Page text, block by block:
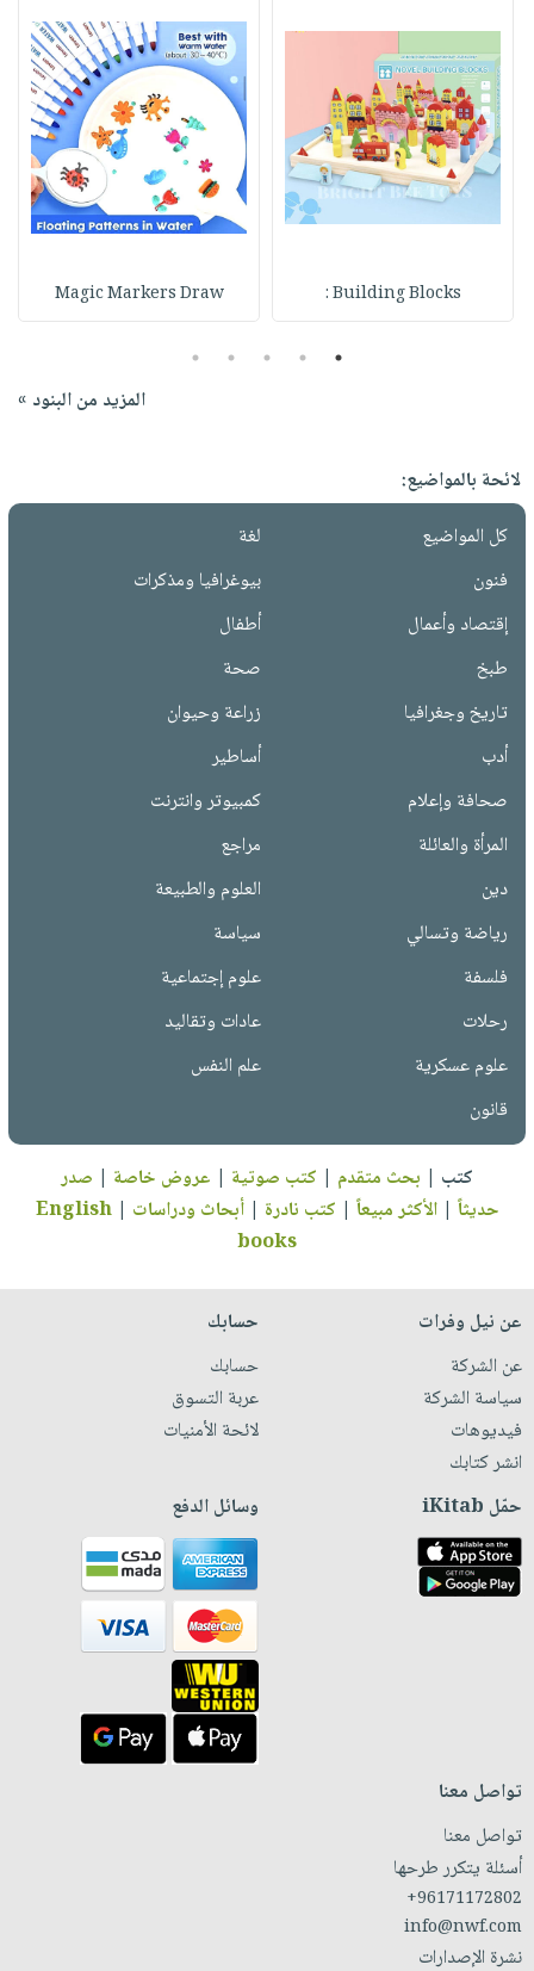
Building Blocks :
Magic Markers Draw
1
2
3
4
5
المزيد من البنود »
لائحة بالمواضيع:
كل المواضيع
لغة
فنون
بيوغرافيا ومذكرات
إقتصاد وأعمال
أطفال
طبخ
صحة
تاريخ وجغرافيا
زراعة وحيوان
أدب
أساطير
صحافة وإعلام
كمبيوتر وانترنت
المرأة والعائلة
مراجع
دين
العلوم والطبيعة
رياضة وتسالي
سياسة
فلسفة
علوم إجتماعية
رحلات
عادات وتقاليد
علوم عسكرية
علم النفس
قانون
كتب | بحث متقدم | كتب صوتية | عروض خاصة | صدر
حديثاً |الأكثر مبيعاً | كتب نادرة |أبحاث ودراسات |
English
books
عن نيل وفرات
عن الشركة
سياسة الشركة
فيديوهات
انشر كتابك
حسابك
حسابك
عربة التسوق
لائحة الأمنيات
حمّل iKitab وسائل الدفع
تواصل معنا
تواصل معنا
أسئلة يتكرر طرحها
+96171172802
info@nwf.com
نشرة الإصدارات